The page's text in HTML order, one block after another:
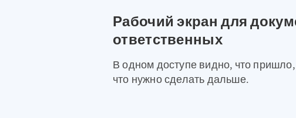
Рабочий экран для
ответственных
В одном доступе видно, что пришло,
что нужно сделать дальше.